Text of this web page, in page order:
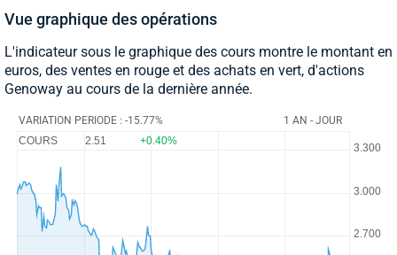
Vue graphique des opérations
L'indicateur sous le graphique des cours montre le montant en
euros, des ventes en rouge et des achats en vert, d'actions
Genoway au cours de la dernière année.
VARIATION PERIODE : -15.77% 1 AN - JOUR
COURS 2.51 +0.40%